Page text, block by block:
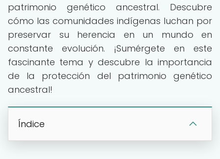
patrimonio genético ancestral. Descubre
cómo las comunidades indígenas luchan por
preservar su herencia en un mundo en
constante evolución. ¡Sumérgete en este
fascinante tema y descubre la importancia
de la protección del patrimonio genético
ancestral!
Índice